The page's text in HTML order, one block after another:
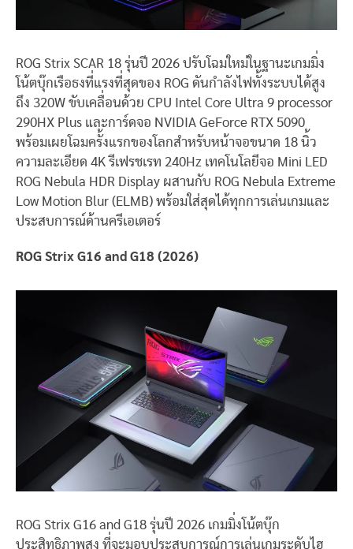
ROG Strix SCAR 18 รุ่นปี 2026 ปรับโฉมใหม่ในฐานะเกมมิ่ง
โน้ตบุ๊กเรือธงที่แรงที่สุดของ ROG ดันกำลังไฟทั้งระบบได้สูง
ถึง 320W ขับเคลื่อนด้วย CPU Intel Core Ultra 9 processor
290HX Plus และการ์ดจอ NVIDIA GeForce RTX 5090
พร้อมเผยโฉมครั้งแรกของโลกสำหรับหน้าจอขนาด 18 นิ้ว
ความละเอียด 4K รีเฟรชเรท 240Hz เทคโนโลยีจอ Mini LED
ROG Nebula HDR Display ผสานกับ ROG Nebula Extreme
Low Motion Blur (ELMB) พร้อมใส่สุดได้ทุกการเล่นเกมและ
ประสบการณ์ด้านครีเอเตอร์
ROG Strix G16 and G18 (2026)
ROG Strix G16 and G18 รุ่นปี 2026 เกมมิ่งโน้ตบุ๊ก
ประสิทธิภาพสูง ที่จะมอบประสบการณ์การเล่นเกมระดับไฮ